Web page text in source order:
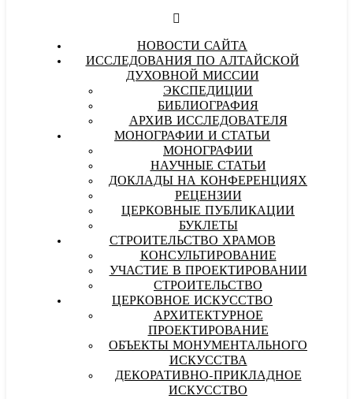
НОВОСТИ САЙТА
ИССЛЕДОВАНИЯ ПО АЛТАЙСКОЙ
ДУХОВНОЙ МИССИИ
ЭКСПЕДИЦИИ
БИБЛИОГРАФИЯ
АРХИВ ИССЛЕДОВАТЕЛЯ
МОНОГРАФИИ И СТАТЬИ
МОНОГРАФИИ
НАУЧНЫЕ СТАТЬИ
ДОКЛАДЫ НА КОНФЕРЕНЦИЯХ
РЕЦЕНЗИИ
ЦЕРКОВНЫЕ ПУБЛИКАЦИИ
БУКЛЕТЫ
СТРОИТЕЛЬСТВО ХРАМОВ
КОНСУЛЬТИРОВАНИЕ
УЧАСТИЕ В ПРОЕКТИРОВАНИИ
СТРОИТЕЛЬСТВО
ЦЕРКОВНОЕ ИСКУССТВО
АРХИТЕКТУРНОЕ
ПРОЕКТИРОВАНИЕ
ОБЪЕКТЫ МОНУМЕНТАЛЬНОГО
ИСКУССТВА
ДЕКОРАТИВНО-ПРИКЛАДНОЕ
ИСКУССТВО